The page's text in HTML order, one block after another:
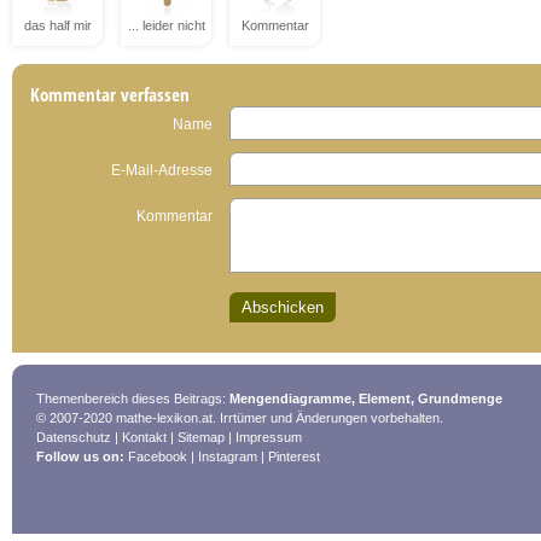
das half mir ... leider nicht Kommentar
Kommentar verfassen
Name
E-Mail-Adresse
Kommentar
Themenbereich dieses Beitrags: Mengendiagramme, Element, Grundmenge
© 2007-2020 mathe-lexikon.at. Irrtümer und Änderungen vorbehalten.
Datenschutz | Kontakt | Sitemap | Impressum
Follow us on: Facebook | Instagram | Pinterest